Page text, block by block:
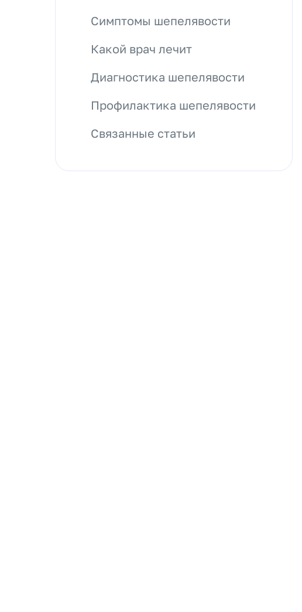
Симптомы шепелявости
Какой врач лечит
Диагностика шепелявости
Профилактика шепелявости
Связанные статьи